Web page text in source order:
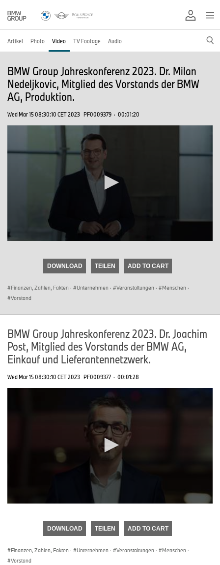
Artikel Photo Video TV Footage Audio
BMW Group Jahreskonferenz 2023. Dr. Milan
Nedeljkovic, Mitglied des Vorstands der BMW
AG, Produktion.
Wed Mar 15 08:30:10 CET 2023 PF0009379 · 00:01:20
DOWNLOAD TEILEN ADD TO CART
Finanzen, Zahlen, Fakten · Unternehmen · Veranstaltungen · Menschen ·
Vorstand
BMW Group Jahreskonferenz 2023. Dr. Joachim
Post, Mitglied des Vorstands der BMW AG,
Einkauf und Lieferantennetzwerk.
Wed Mar 15 08:30:10 CET 2023 PF0009377 · 00:01:28
DOWNLOAD TEILEN ADD TO CART
Finanzen, Zahlen, Fakten · Unternehmen · Veranstaltungen · Menschen ·
Vorstand